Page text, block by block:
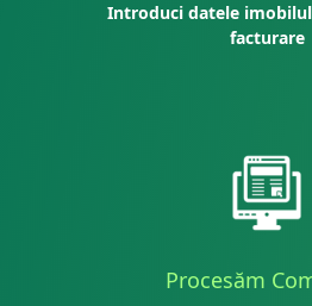
Introduci datele
facturare
Procesăm